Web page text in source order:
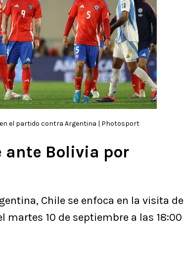
en el partido contra Argentina | Photosport
ante Bolivia por
Chile se enfoca en la visita de
martes 10 de septiembre a las 18:00